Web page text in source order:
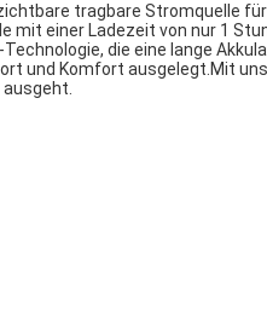
tragbare Stromquelle
mit einer Ladezeit von nur 1
die eine lange
und Komfort ausgelegt.Mit